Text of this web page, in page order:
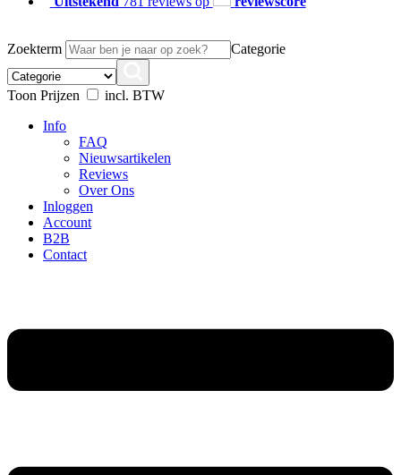
Zoekterm Categorie
Toon Prijzen
incl. BTW
Info
FAQ
Nieuwsartikelen
Reviews
Over Ons
Inloggen
Account
B2B
Contact